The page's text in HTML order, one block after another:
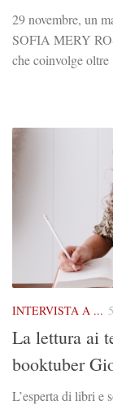
29 novembre, un
SOFIA MERY
che coinvolge
INTERVISTA A ...
La lettura ai
booktuber
L’esperta di libri e